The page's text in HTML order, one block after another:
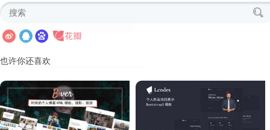
也许你还喜欢